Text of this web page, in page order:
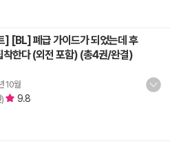
] [BL] 폐급 가이드가 되었는데 후
착한다 (외전 포함) (총4권/완결)
10월
9.8